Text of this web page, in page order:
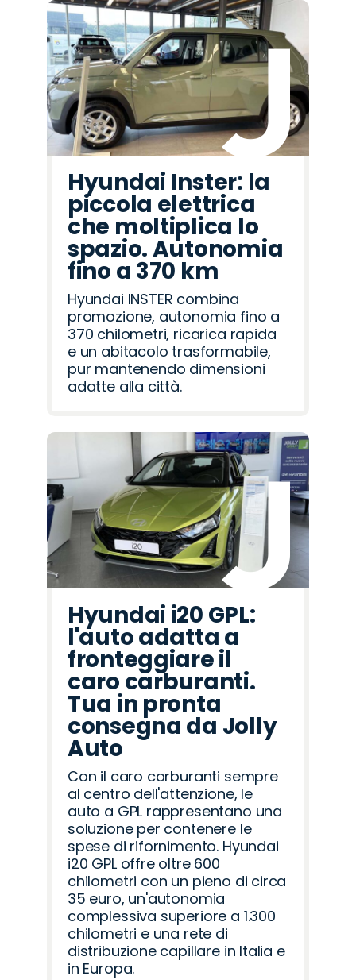
Hyundai Inster: la
piccola elettrica
che moltiplica lo
spazio. Autonomia
fino a 370 km
Hyundai INSTER combina
promozione, autonomia fino a
370 chilometri, ricarica rapida
e un abitacolo trasformabile,
pur mantenendo dimensioni
adatte alla città.
Hyundai i20 GPL:
l'auto adatta a
fronteggiare il
caro carburanti.
Tua in pronta
consegna da Jolly
Auto
Con il caro carburanti sempre
al centro dell'attenzione, le
auto a GPL rappresentano una
soluzione per contenere le
spese di rifornimento. Hyundai
i20 GPL offre oltre 600
chilometri con un pieno di circa
35 euro, un'autonomia
complessiva superiore a 1.300
chilometri e una rete di
distribuzione capillare in Italia e
in Europa.